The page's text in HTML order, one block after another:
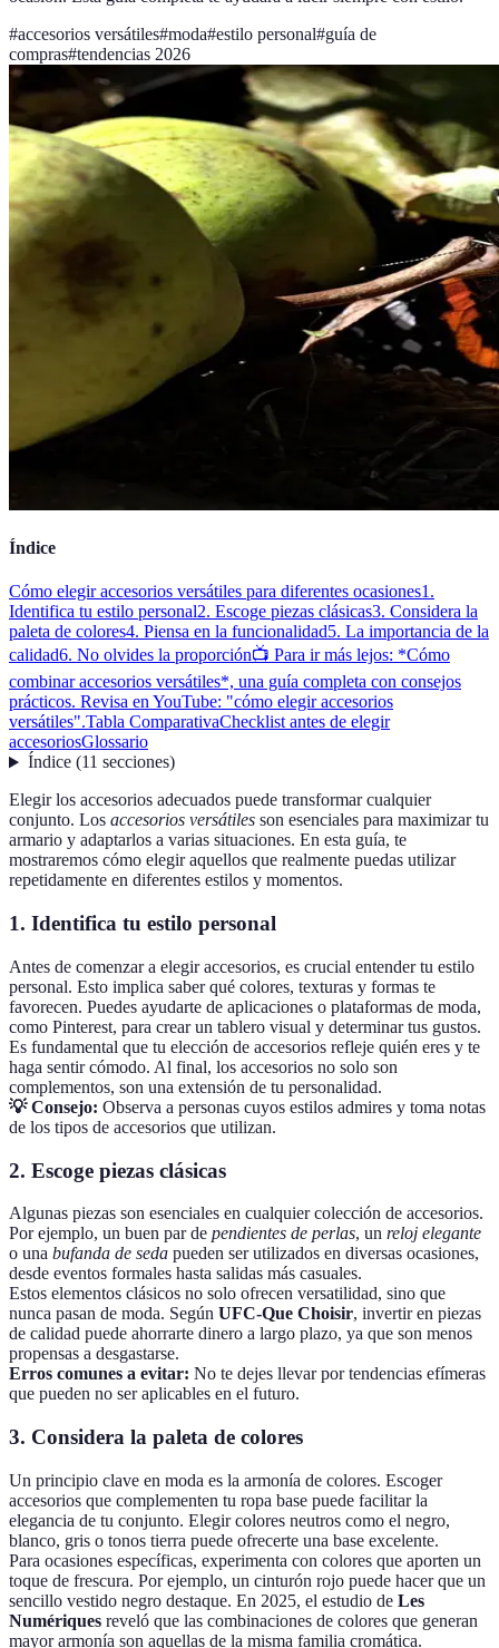
#accesorios versátiles#moda#estilo personal#guía de
compras#tendencias 2026
Índice
Cómo elegir accesorios versátiles para diferentes ocasiones1.
Identifica tu estilo personal2. Escoge piezas clásicas3. Considera la
paleta de colores4. Piensa en la funcionalidad5. La importancia de la
calidad6. No olvides la proporción📺 Para ir más lejos: *Cómo
combinar accesorios versátiles*, una guía completa con consejos
prácticos. Revisa en YouTube: "cómo elegir accesorios
versátiles".Tabla ComparativaChecklist antes de elegir
accesoriosGlossario
Índice(11 secciones)
Elegir los accesorios adecuados puede transformar cualquier
conjunto. Los accesorios versátiles son esenciales para maximizar tu
armario y adaptarlos a varias situaciones. En esta guía, te
mostraremos cómo elegir aquellos que realmente puedas utilizar
repetidamente en diferentes estilos y momentos.
1. Identifica tu estilo personal
Antes de comenzar a elegir accesorios, es crucial entender tu estilo
personal. Esto implica saber qué colores, texturas y formas te
favorecen. Puedes ayudarte de aplicaciones o plataformas de moda,
como Pinterest, para crear un tablero visual y determinar tus gustos.
Es fundamental que tu elección de accesorios refleje quién eres y te
haga sentir cómodo. Al final, los accesorios no solo son
complementos, son una extensión de tu personalidad.
💡 Consejo: Observa a personas cuyos estilos admires y toma notas
de los tipos de accesorios que utilizan.
2. Escoge piezas clásicas
Algunas piezas son esenciales en cualquier colección de accesorios.
Por ejemplo, un buen par de pendientes de perlas, un reloj elegante
o una bufanda de seda pueden ser utilizados en diversas ocasiones,
desde eventos formales hasta salidas más casuales.
Estos elementos clásicos no solo ofrecen versatilidad, sino que
nunca pasan de moda. Según UFC-Que Choisir, invertir en piezas
de calidad puede ahorrarte dinero a largo plazo, ya que son menos
propensas a desgastarse.
Erros comunes a evitar: No te dejes llevar por tendencias efímeras
que pueden no ser aplicables en el futuro.
3. Considera la paleta de colores
Un principio clave en moda es la armonía de colores. Escoger
accesorios que complementen tu ropa base puede facilitar la
elegancia de tu conjunto. Elegir colores neutros como el negro,
blanco, gris o tonos tierra puede ofrecerte una base excelente.
Para ocasiones específicas, experimenta con colores que aporten un
toque de frescura. Por ejemplo, un cinturón rojo puede hacer que un
sencillo vestido negro destaque. En 2025, el estudio de Les
Numériques reveló que las combinaciones de colores que generan
mayor armonía son aquellas de la misma familia cromática.